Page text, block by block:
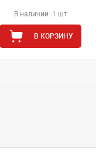
В наличии: 1 шт
В КОРЗИНУ